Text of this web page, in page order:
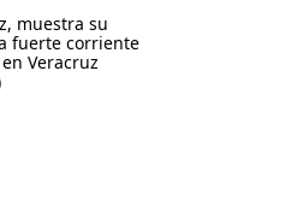
muestra su
fuerte corriente
Veracruz